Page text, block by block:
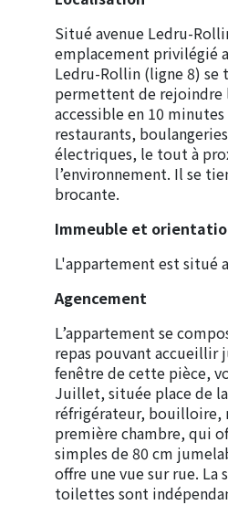
Situé avenue Ledru-
emplacement privilégié
Ledru-Rollin (ligne 8) se
permettent de rejoindre
accessible en 10
restaurants,
électriques, le tout à
l’environnement. Il se
brocante.
Immeuble et
L'appartement est situé
Agencement
L’appartement se
repas pouvant accueillir
fenêtre de cette pièce,
Juillet, située place de
réfrigérateur, bouilloire,
première chambre, qui
simples de 80 cm
offre une vue sur rue.
toilettes sont